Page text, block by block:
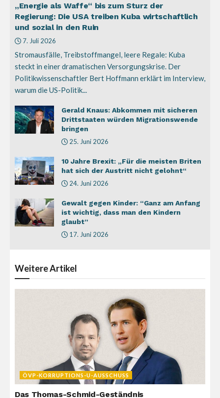
„Energie als Waffe“ bis zum Sturz der
Regierung: Die USA treiben Kuba wirtschaftlich
und sozial in den Ruin
7. Juli 2026
Stromausfälle, Treibstoffmangel, leere Regale: Kuba
steckt in einer dramatischen Versorgungskrise. Der
Politikwissenschaftler Bert Hoffmann erklärt im Interview,
warum die US-Politik...
Gerald Knaus: Abkommen mit sicheren
Drittstaaten würden Migrationswende
bringen
25. Juni 2026
10 Jahre Brexit: „Für die meisten Briten
hat sich der Austritt nicht gelohnt“
24. Juni 2026
Gewalt gegen Kinder: “Ganz am Anfang
ist wichtig, dass man den Kindern
glaubt”
17. Juni 2026
WeitereArtikel
ÖVP-KORRUPTIONS-U-AUSSCHUSS
Das Thomas-Schmid-Geständnis